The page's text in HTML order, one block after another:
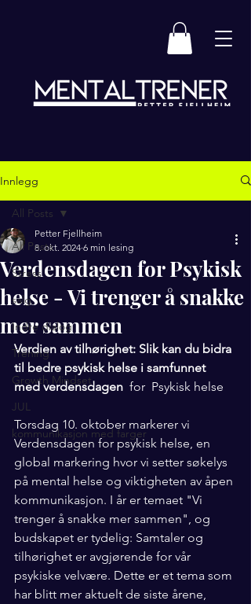
Innlegg
All Posts
Stress
salg
Indre dialog
Trening
Growth Mindset
JUL
kommunikasjon med farger
All Posts
Verdensdagen for Psykisk
helse - Vi trenger å snakke
mer sammen
Petter Fjellheim
8. okt. 2024 6 min lesing
Verdien av tilhørighet: Slik kan du bidra
til bedre psykisk helse i samfunnet
med verdensdagen for  Psykisk helse
Torsdag 10. oktober markerer vi
Verdensdagen for psykisk helse, en
global markering hvor vi setter søkelys
på mental helse og viktigheten av åpen
kommunikasjon. I år er temaet "Vi
trenger å snakke mer sammen", og
budskapet er tydelig: Samtaler og
tilhørighet er avgjørende for vår
psykiske velvære. Dette er et tema som
har blitt mer aktuelt de siste årene,